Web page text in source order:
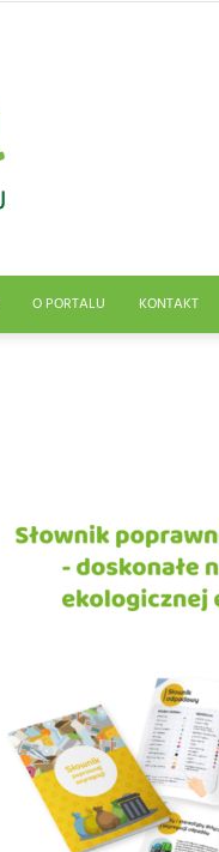
O PORTALU KONTAKT